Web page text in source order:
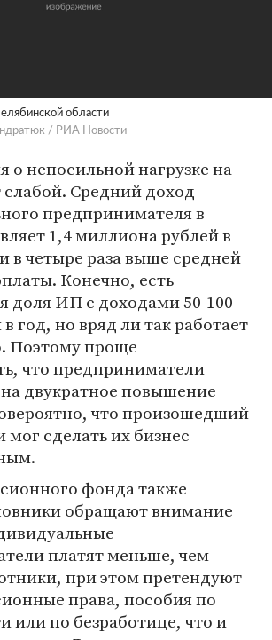
области
/ РИА Новости
о непосильной нагрузке на
Средний доход
предпринимателя в
1,4 миллиона рублей в
в четыре раза выше средней
Конечно, есть
доля ИП с доходами 50-100
год, но вряд ли так работает
Поэтому проще
что предприниматели
двукратное повышение
что произошедший
мог сделать их бизнес
фонда также
обращают внимание
платят меньше, чем
при этом претендуют
права, пособия по
или по безработице, что и